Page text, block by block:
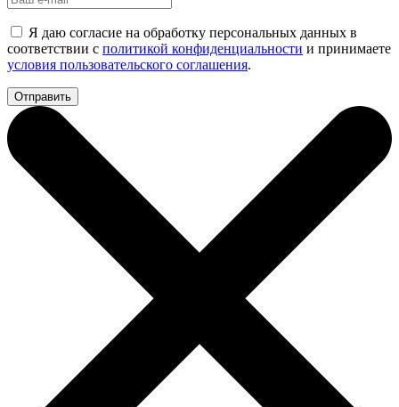
Я даю согласие на обработку персональных данных в
соответствии с политикой конфиденциальности и принимаете
условия пользовательского соглашения.